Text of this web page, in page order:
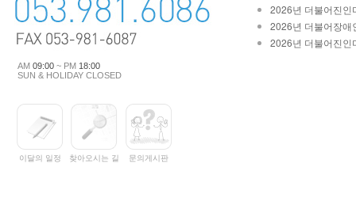
AM 09:00 ~ PM 18:00
SUN & HOLIDAY CLOSED
이달의 일정 찾아오시는 길 문의게시판
2026년 더불어진인
2026년 더불어장애
2026년 더불어진인